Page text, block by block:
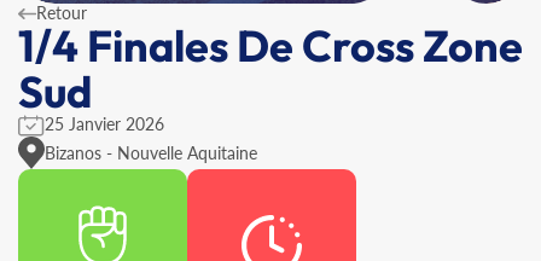
Retour
1/4 Finales De Cross Zone
Sud
25 Janvier 2026
Bizanos - Nouvelle Aquitaine